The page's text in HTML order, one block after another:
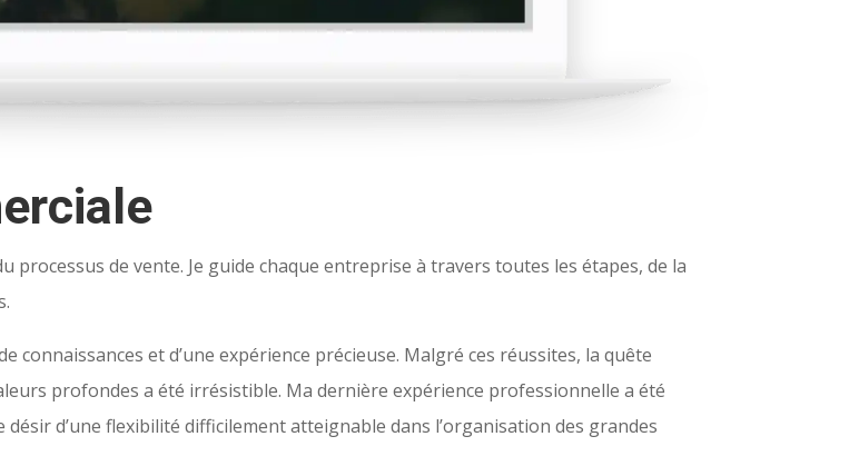
processus de vente. Je guide chaque entreprise à travers toutes les étapes, de la
connaissances et d’une expérience précieuse. Malgré ces réussites, la quête
profondes a été irrésistible. Ma dernière expérience professionnelle a été
d’une flexibilité difficilement atteignable dans l’organisation des grandes